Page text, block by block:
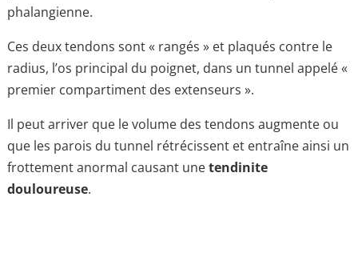
phalangienne.
Ces deux tendons sont « rangés » et plaqués contre le
radius, l’os principal du poignet, dans un tunnel appelé «
premier compartiment des extenseurs ».
Il peut arriver que le volume des tendons augmente ou
que les parois du tunnel rétrécissent et entraîne ainsi un
frottement anormal causant unetendinite
douloureuse.